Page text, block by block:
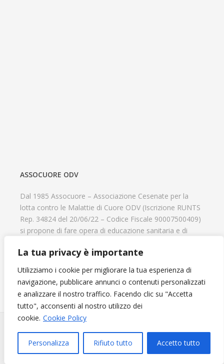
La tua privacy è importante
Utilizziamo i cookie per migliorare la tua esperienza di
navigazione, pubblicare annunci o contenuti personalizzati
e analizzare il nostro traffico. Facendo clic su "Accetta
tutto", acconsenti al nostro utilizzo dei
cookie. Cookie Policy
Personalizza Rifiuto tutto Accetto tutto
ASSOCUORE ODV
Dal 1985 Assocuore – Associazione Cesenate per la
lotta contro le Malattie di Cuore ODV (Iscrizione RUNTS
Rep. 34824 del 20/06/22 – Codice Fiscale 90007500409)
si propone di fare opera di educazione sanitaria e di
psicofisico di tutti coloro che hanno un problema
Diventa Socio e sostieni l'Associazione
Web